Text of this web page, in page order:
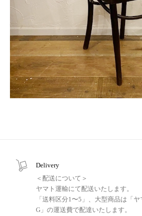
Delivery
＜配送について＞
ヤマト運輸にて配送いたします。
「送料区分1〜5」、大型商品は「
G」の運送費で配達いたします。